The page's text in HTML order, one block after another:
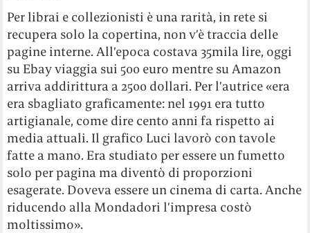
Per librai e collezionisti è una rarità, in rete si
recupera solo la copertina, non v’è traccia delle
pagine interne. All’epoca costava 35mila lire, oggi
su Ebay viaggia sui 500 euro mentre su Amazon
arriva addirittura a 2500 dollari. Per l’autrice «era
era sbagliato graficamente: nel 1991 era tutto
artigianale, come dire cento anni fa rispetto ai
media attuali. Il grafico Luci lavorò con tavole
fatte a mano. Era studiato per essere un fumetto
solo per pagina ma diventò di proporzioni
esagerate. Doveva essere un cinema di carta. Anche
riducendo alla Mondadori l’impresa costò
moltissimo».